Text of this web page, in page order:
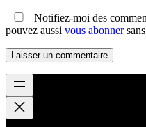
Notifiez-moi des
pouvez aussi vous abonner